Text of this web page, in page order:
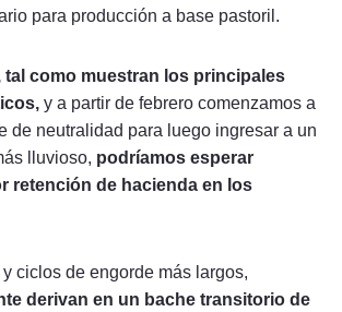
para producción a base pastoril.
tal como muestran los principales
y a partir de febrero comenzamos a
de neutralidad para luego ingresar a un
lluvioso, podríamos esperar
retención de hacienda en los
ciclos de engorde más largos,
derivan en un bache transitorio de